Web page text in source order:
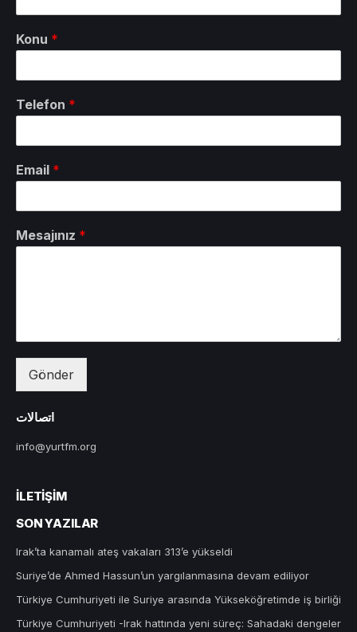
Konu *
Telefon *
Email *
Mesajınız *
Gönder
اتصالات
info@yurtfm.org
İLETIŞIM
SON YAZILAR
Irak’ta kanamalı ateş vakaları 313’e yükseldi
Suriye’de Ahmed Hassun’un yargılanmasına devam ediliyor
Türkiye Cumhuriyeti ile Suriye arasında Yükseköğretimde iş birliği
Türkiye Cumhuriyeti -Irak hattında yeni süreç: Sahadaki dengeler